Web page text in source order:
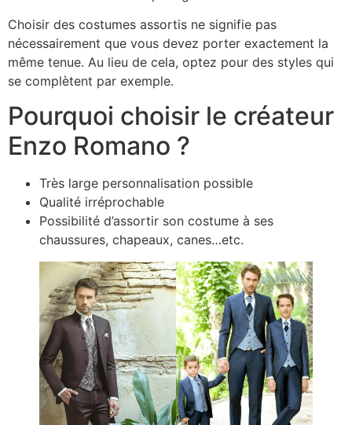
Choisir des costumes assortis ne signifie pas
nécessairement que vous devez porter exactement la
même tenue. Au lieu de cela, optez pour des styles qui
se complètent par exemple.
Pourquoi choisir le créateur
Enzo Romano ?
Très large personnalisation possible
Qualité irréprochable
Possibilité d’assortir son costume à ses
chaussures, chapeaux, canes…etc.